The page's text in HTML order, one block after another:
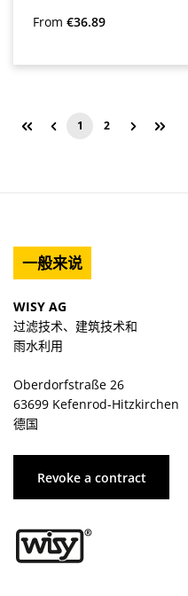
Regular price:
From €36.89
Page
1 Page
2
一般来说
WISY AG
过滤技术、建筑技术和
雨水利用
Oberdorfstraße 26
63699 Kefenrod-Hitzkirchen
德国
Revoke a contract